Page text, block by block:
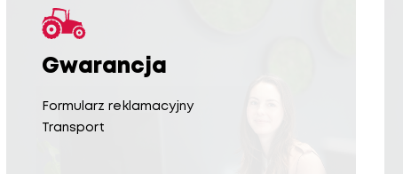
Gwarancja
Formularz reklamacyjny
Transport